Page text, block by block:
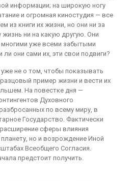
информации; на широкую ногу
и огромная киностудия — все
из книги их жизни, но они ни за
ни на какую другую. Они
многими уже всеми забытыми
они сами их, эти свои подвиги?
не о том, чтобы показывать
пример жизни и вести их
На повестке дня —
Духовного
по всему миру, в
Государство. Фактически
сферы влияния
но и возрождение Иной
Всеобщего Согласия.
предстоит получить.